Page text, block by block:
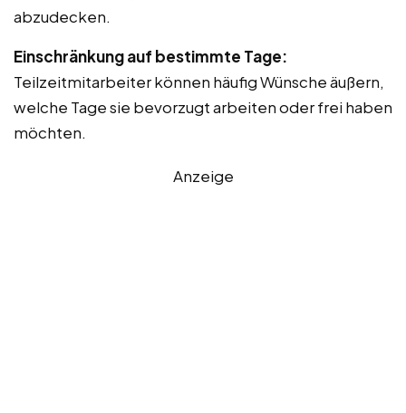
abzudecken.
Einschränkung auf bestimmte Tage:
Teilzeitmitarbeiter können häufig Wünsche äußern,
welche Tage sie bevorzugt arbeiten oder frei haben
möchten.
Anzeige